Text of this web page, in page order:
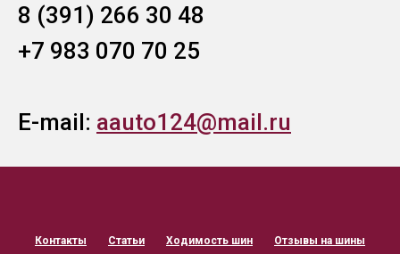
8 (391) 266 30 48
+7 983 070 70 25
E-mail: aauto124@mail.ru
Контакты Статьи Ходимость шин
Отзывы на шины